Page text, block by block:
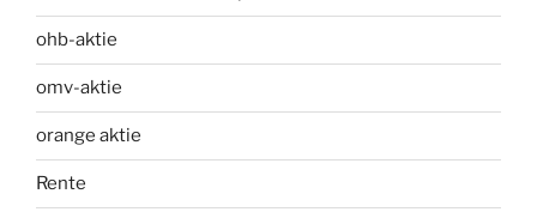
ohb-aktie
omv-aktie
orange aktie
Rente